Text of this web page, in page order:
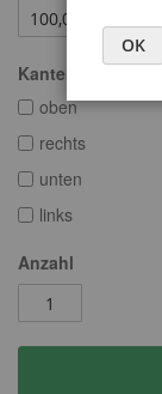
Kantenanleimung
oben
rechts
unten
links
Anzahl
OK